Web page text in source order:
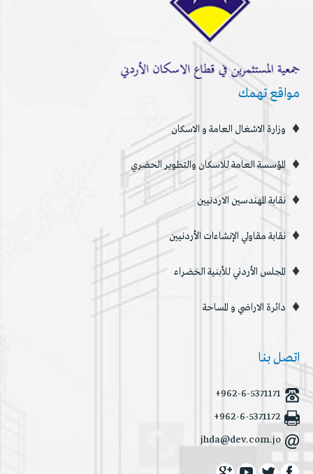
مواقع تهمك
وزارة الاشغال العامة و الاسكان
المؤسسة العامة للاسكان والتطوير الحضري
نقابة المهندسين الاردنيين
نقابة مقاولي الإنشاءات الأردنيين
المجلس الأردني للأبنية الخضراء
دائرة الاراضي و المساحة
اتصل بنا
+962-6-5371171
+962-6-5371172
jhda@dev.com.jo